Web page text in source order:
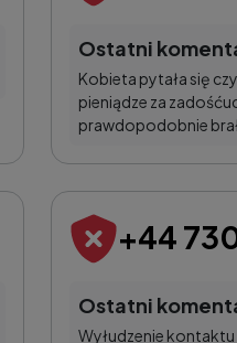
Ostatni
Kobieta pytała się
pieniądze za
prawdopodobnie
+44
Ostatni
Wyłudzenie kontaktu